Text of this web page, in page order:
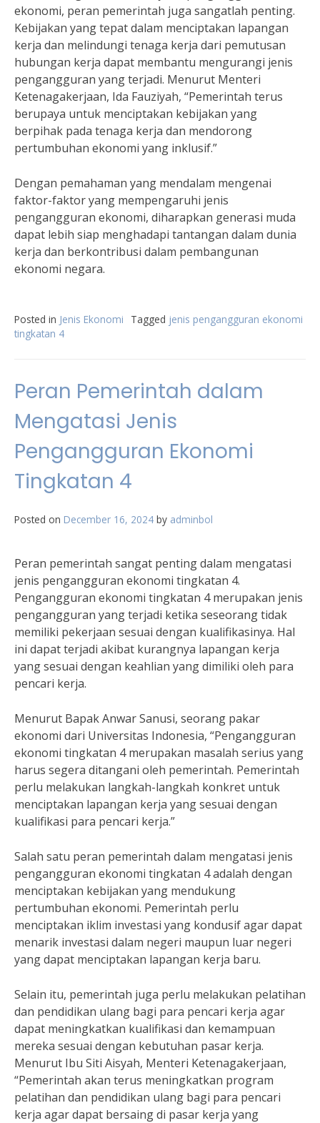
ekonomi, peran pemerintah juga sangatlah penting.
Kebijakan yang tepat dalam menciptakan lapangan
kerja dan melindungi tenaga kerja dari pemutusan
hubungan kerja dapat membantu mengurangi jenis
pengangguran yang terjadi. Menurut Menteri
Ketenagakerjaan, Ida Fauziyah, “Pemerintah terus
berupaya untuk menciptakan kebijakan yang
berpihak pada tenaga kerja dan mendorong
pertumbuhan ekonomi yang inklusif.”
Dengan pemahaman yang mendalam mengenai
faktor-faktor yang mempengaruhi jenis
pengangguran ekonomi, diharapkan generasi muda
dapat lebih siap menghadapi tantangan dalam dunia
kerja dan berkontribusi dalam pembangunan
ekonomi negara.
Posted in Jenis Ekonomi Tagged jenis pengangguran ekonomi
tingkatan 4
Peran Pemerintah dalam
Mengatasi Jenis
Pengangguran Ekonomi
Tingkatan 4
Posted on December 16, 2024 by adminbol
Peran pemerintah sangat penting dalam mengatasi
jenis pengangguran ekonomi tingkatan 4.
Pengangguran ekonomi tingkatan 4 merupakan jenis
pengangguran yang terjadi ketika seseorang tidak
memiliki pekerjaan sesuai dengan kualifikasinya. Hal
ini dapat terjadi akibat kurangnya lapangan kerja
yang sesuai dengan keahlian yang dimiliki oleh para
pencari kerja.
Menurut Bapak Anwar Sanusi, seorang pakar
ekonomi dari Universitas Indonesia, “Pengangguran
ekonomi tingkatan 4 merupakan masalah serius yang
harus segera ditangani oleh pemerintah. Pemerintah
perlu melakukan langkah-langkah konkret untuk
menciptakan lapangan kerja yang sesuai dengan
kualifikasi para pencari kerja.”
Salah satu peran pemerintah dalam mengatasi jenis
pengangguran ekonomi tingkatan 4 adalah dengan
menciptakan kebijakan yang mendukung
pertumbuhan ekonomi. Pemerintah perlu
menciptakan iklim investasi yang kondusif agar dapat
menarik investasi dalam negeri maupun luar negeri
yang dapat menciptakan lapangan kerja baru.
Selain itu, pemerintah juga perlu melakukan pelatihan
dan pendidikan ulang bagi para pencari kerja agar
dapat meningkatkan kualifikasi dan kemampuan
mereka sesuai dengan kebutuhan pasar kerja.
Menurut Ibu Siti Aisyah, Menteri Ketenagakerjaan,
“Pemerintah akan terus meningkatkan program
pelatihan dan pendidikan ulang bagi para pencari
kerja agar dapat bersaing di pasar kerja yang